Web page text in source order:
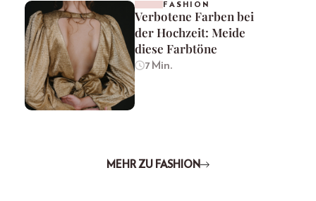
FASHION
Verbotene Farben bei
der Hochzeit: Meide
diese Farbtöne
7 Min.
MEHR ZU FASHION